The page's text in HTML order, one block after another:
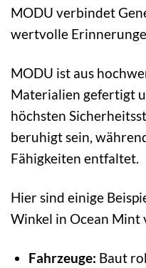
MODU verbindet
wertvolle
MODU ist aus
Materialien gefertigt
höchsten
beruhigt sein,
Fähigkeiten entfaltet.
Hier sind einige
Winkel in Ocean
Fahrzeuge: Baut